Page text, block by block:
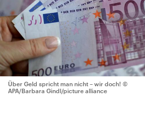
Über Geld spricht man nicht – wir doch! ©
APA/Barbara Gindl/picture alliance